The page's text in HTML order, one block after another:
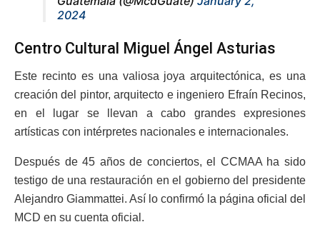
2024
Centro Cultural Miguel Ángel Asturias
Este recinto es una valiosa joya arquitectónica, es una
creación del pintor, arquitecto e ingeniero Efraín Recinos,
en el lugar se llevan a cabo grandes expresiones
artísticas con intérpretes nacionales e internacionales.
Después de 45 años de conciertos, el CCMAA ha sido
testigo de una restauración en el gobierno del presidente
Alejandro Giammattei. Así lo confirmó la página oficial del
MCD en su cuenta oficial.